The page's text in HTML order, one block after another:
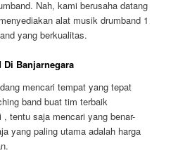
Nah, kami berusaha datang
alat musik drumband 1
yang berkualitas.
Di Banjarnegara
mencari tempat yang tepat
band buat tim terbaik
tentu saja mencari yang benar-
yang paling utama adalah harga